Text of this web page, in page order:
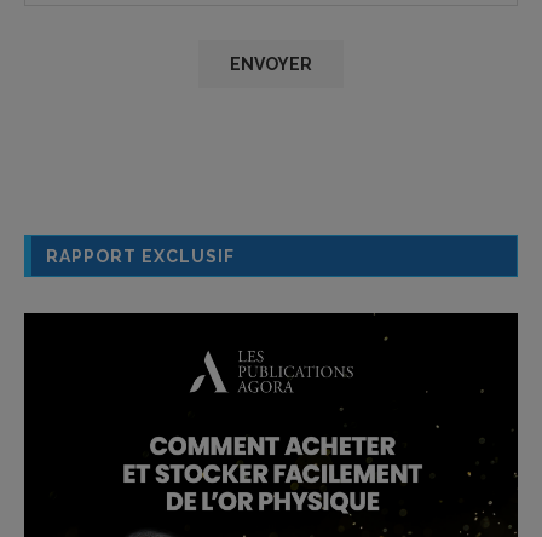
RAPPORT EXCLUSIF